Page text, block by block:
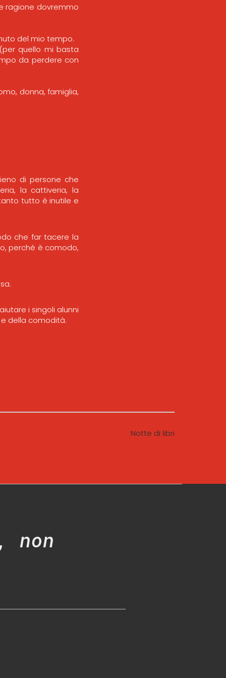
ragione dovremmo
del mio tempo.
quello mi basta
da perdere con
donna, famiglia,
di persone che
la cattiveria, la
tutto è inutile e
che far tacere la
perché è comodo,
i singoli alunni
della comodità.
Notte di libri
non